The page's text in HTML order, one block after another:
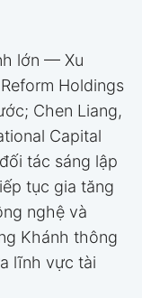
lớn — Xu
Holdings
Chen Liang,
Capital
tác sáng lập
tục gia tăng
nghệ và
Khánh thông
lĩnh vực tài